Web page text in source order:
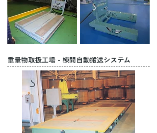
重量物取扱工場 - 棟間自動搬送システム